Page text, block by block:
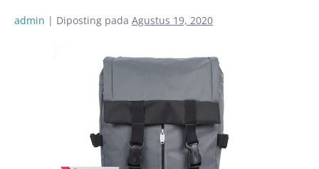
admin | Diposting pada Agustus 19, 2020